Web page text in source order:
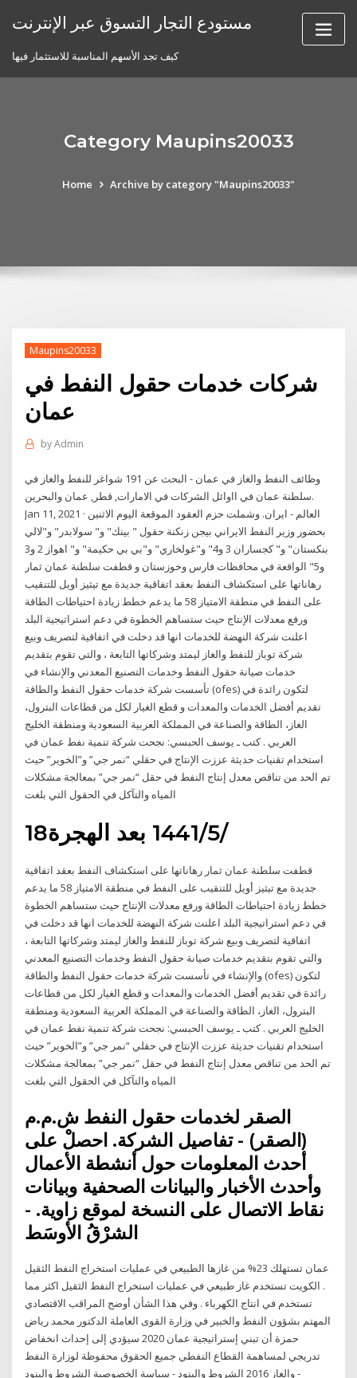
مستودع التجار التسوق عبر الإنترنت
كيف تجد الأسهم المناسبة للاستثمار فيها
Category Maupins20033
Home Archive by category "Maupins20033"
Maupins20033
شركات خدمات حقول النفط في
عمان
byAdmin
وظائف النفط والغاز في عمان - البحث عن 191 شواغر للنفط والغاز في
سلطنة عمان في ااوائل الشركات في الامارات, قطر, عمان والبحرين.
Jan 11, 2021 · العالم - ايران. وشملت حزم العقود الموقعة اليوم الاثنين
بحضور وزير النفط الايراني بيجن زنكنة حقول " بينك" و" سولابدر" و"لالي
بنكستان" و" كجساران 3 و4" و"غولخاري" و"بي بي حكيمة" و" اهواز 2 و3
و5" الواقعة في محافظات فارس وخوزستان و قطفت سلطنة عمان ثمار
رهاناتها على استكشاف النفط بعقد اتفاقية جديدة مع تيثيز أويل للتنقيب
على النفط في منطقة الامتياز 58 ما يدعم خطط زيادة احتياطات الطاقة
ورفع معدلات الإنتاج حيث ستساهم الخطوة في دعم استراتيجية البلد
اعلنت شركة النهضة للخدمات انها قد دخلت في اتفاقية لتصريف وبيع
شركة توباز للنفط والغاز ليمتد وشركاتها التابعة ، والتي تقوم بتقديم
خدمات صيانة حقول النفط وخدمات التصنيع المعدني والإنشاء في
تأسست شركة خدمات حقول النفط والطاقة (ofes) لتكون رائدة في
تقديم أفضل الخدمات والمعدات و قطع الغيار لكل من قطاعات البترول،
الغاز، الطاقة والصناعة في المملكة العربية السعودية ومنطقة الخليج
العربي . كتب ـ يوسف الحبسي: نجحت شركة تنمية نفط عمان في
استخدام تقنيات حديثة عززت الإنتاج في حقلي “نمر جي” و”الخوير” حيث
تم الحد من تناقص معدل إنتاج النفط في حقل “نمر جي” بمعالجة مشكلات
المياه والتآكل في الحقول التي بلغت
18‏‏/5‏‏/1441 بعد الهجرة
قطفت سلطنة عمان ثمار رهاناتها على استكشاف النفط بعقد اتفاقية
جديدة مع تيثيز أويل للتنقيب على النفط في منطقة الامتياز 58 ما يدعم
خطط زيادة احتياطات الطاقة ورفع معدلات الإنتاج حيث ستساهم الخطوة
في دعم استراتيجية البلد اعلنت شركة النهضة للخدمات انها قد دخلت في
اتفاقية لتصريف وبيع شركة توباز للنفط والغاز ليمتد وشركاتها التابعة ،
والتي تقوم بتقديم خدمات صيانة حقول النفط وخدمات التصنيع المعدني
والإنشاء في تأسست شركة خدمات حقول النفط والطاقة (ofes) لتكون
رائدة في تقديم أفضل الخدمات والمعدات و قطع الغيار لكل من قطاعات
البترول، الغاز، الطاقة والصناعة في المملكة العربية السعودية ومنطقة
الخليج العربي . كتب ـ يوسف الحبسي: نجحت شركة تنمية نفط عمان في
استخدام تقنيات حديثة عززت الإنتاج في حقلي “نمر جي” و”الخوير” حيث
تم الحد من تناقص معدل إنتاج النفط في حقل “نمر جي” بمعالجة مشكلات
المياه والتآكل في الحقول التي بلغت
الصقر لخدمات حقول النفط ش.م.م
(الصقر) - تفاصيل الشركة. احصلْ على
أحدث المعلومات حول أنشطة الأعمال
وأحدث الأخبار والبيانات الصحفية وبيانات
نقاط الاتصال على النسخة لموقع زاوية. -
الشرْقُ الأوسَط
عمان تستهلك 23% من غازها الطبيعي في عمليات استخراج النفط الثقيل
. الكويت تستخدم غاز طبيعي في عمليات استخراج النفط الثقيل اكثر مما
تستخدم في انتاج الكهرباء . وفي هذا الشأن أوضح المراقب الاقتصادي
المهتم بشؤون النفط والخبير في وزارة القوى العاملة الدكتور محمد رياض
حمزة أن تبني إستراتيجية عمان 2020 سيؤدي إلى إحداث انخفاض
تدريجي لمساهمة القطاع النفطي جميع الحقوق محفوظة لوزارة النفط
والغاز 2016 الشروط والبنود - سياسة الخصوصية الشروط والبنود -